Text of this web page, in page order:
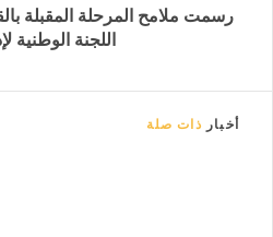
رسمت ملامح المرحلة المقبلة
اللجنة الوطنية
أخبار ذات صلة